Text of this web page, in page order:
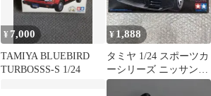
¥ 7,000
TAMIYA BLUEBIRD
TURBOSSS-S 1/24
¥ 1,888
タミヤ 1/24 スポーツカ
ーシリーズ ニッサンス
カイラインGT-R